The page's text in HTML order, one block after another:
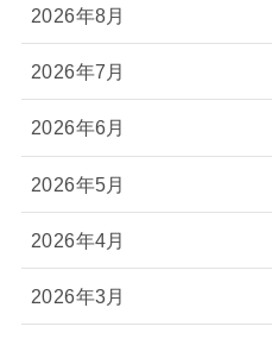
2026年8月
2026年7月
2026年6月
2026年5月
2026年4月
2026年3月